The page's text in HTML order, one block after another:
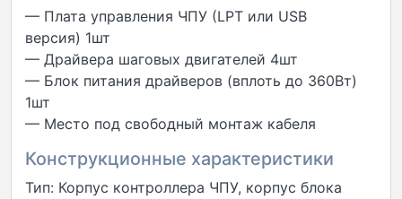
— Плата управления ЧПУ (LPT или USB
версия) 1шт
— Драйвера шаговых двигателей 4шт
— Блок питания драйверов (вплоть до 360Вт)
1шт
— Место под свободный монтаж кабеля
Конструкционные характеристики
Тип: Корпус контроллера ЧПУ, корпус блока